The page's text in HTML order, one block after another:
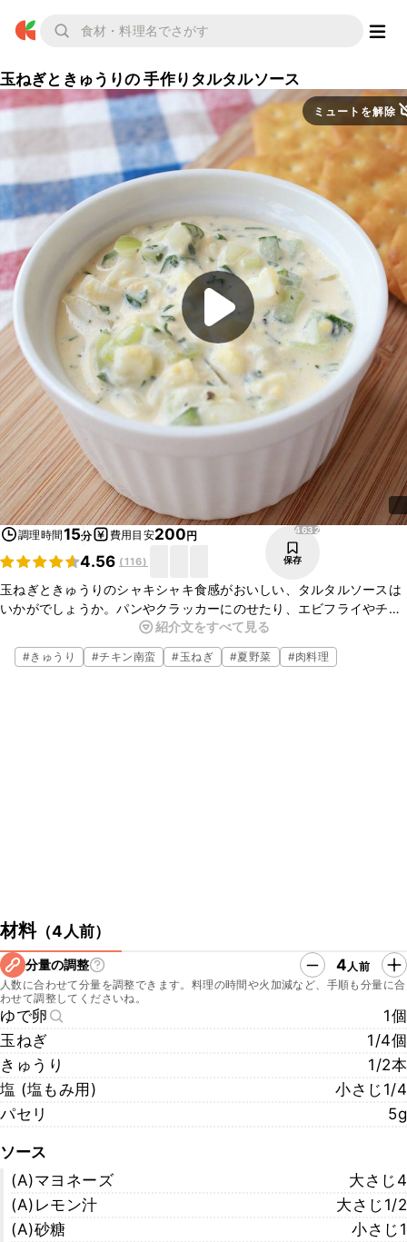
玉ねぎときゅうりの 手作りタルタルソース
ミュートを解除
調理時間15分 費用目安200円
4.56 (116)
4632
保存
玉ねぎときゅうりのシャキシャキ食感がおいしい、タルタルソースは
いかがでしょうか。パンやクラッカーにのせたり、エビフライやチキ
ン南蛮にかけるなど、様々なお料理に使える便利なソースですよ。簡
単にお作りいただけますので、ぜひお試しくださいね。
紹介文をすべて見る
#きゅうり #チキン南蛮 #玉ねぎ #夏野菜 #肉料理
材料（4人前）
分量の調整 4人前
人数に合わせて分量を調整できます。料理の時間や火加減など、手順も分量に合
わせて調整してくださいね。
ゆで卵
1個
玉ねぎ
1/4個
きゅうり
1/2本
塩 (塩もみ用)
小さじ1/4
パセリ
5g
ソース
(A)マヨネーズ
大さじ4
(A)レモン汁
大さじ1/2
(A)砂糖
小さじ1